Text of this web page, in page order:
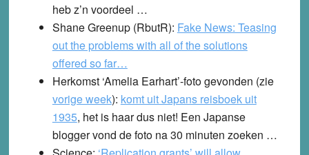
heb z’n voordeel …
Shane Greenup (RbutR): Fake News: Teasing
out the problems with all of the solutions
offered so far…
Herkomst ‘Amelia Earhart’-foto gevonden (zie
vorige week): komt uit Japans reisboek uit
1935, het is haar dus niet! Een Japanse
blogger vond de foto na 30 minuten zoeken …